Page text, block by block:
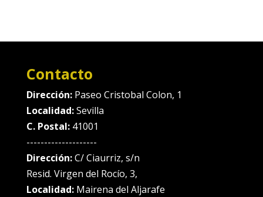
Contacto
Dirección: Paseo Cristobal Colon, 1
Localidad:Sevilla
C. Postal:41001
--------------------
Dirección:C/ Ciaurriz, s/n
Resid. Virgen del Rocío, 3,
Localidad:Mairena del Aljarafe